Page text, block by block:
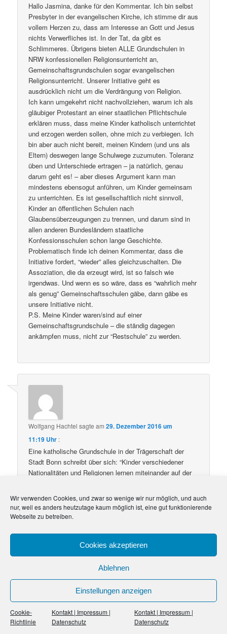
Wir verwenden Cookies, und zwar so wenige wir nur möglich, und auch
nur, weil es anders heutzutage kaum möglich ist, eine gut funktionierende
Webseite zu betreiben.
Cookies akzeptieren
Ablehnen
Einstellungen anzeigen
Cookie-
Richtlinie
Kontakt | Impressum |
Datenschutz
Kontakt | Impressum |
Datenschutz
Hallo Jasmina, danke für den Kommentar. Ich bin selbst
Presbyter in der evangelischen Kirche, ich stimme dir aus
vollem Herzen zu, dass am Interesse an Gott und Jesus
nichts Verwerfliches ist. In der Tat, da gibt es
Schlimmeres. Übrigens bieten ALLE Grundschulen in
NRW konfessionellen Religionsunterricht an,
Gemeinschaftsgrundschulen sogar evangelischen
Religionsunterricht. Unserer Initiative geht es
ausdrücklich nicht um die Verdrängung von Religion.
Ich kann umgekehrt nicht nachvollziehen, warum ich als
gläubiger Protestant an einer staatlichen Pflichtschule
erklären muss, dass meine Kinder katholisch unterrichtet
und erzogen werden sollen, ohne mich zu verbiegen. Ich
bin aber auch nicht bereit, meinen Kindern (und uns als
Eltern) deswegen lange Schulwege zuzumuten. Toleranz
üben und Unterschiede ertragen – ja natürlich, genau
darum geht es! – aber dieses Argument kann man
mindestens ebensogut anführen, um Kinder gemeinsam
zu unterrichten. Es ist gesellschaftlich nicht sinnvoll,
Kinder an öffentlichen Schulen nach
Glaubensüberzeugungen zu trennen, und darum sind in
allen anderen Bundesländern staatliche
Konfessionsschulen schon lange Geschichte.
Problematisch finde ich deinen Kommentar, dass die
Initiative fordert, “wieder” alles gleichzuschalten. Die
Assoziation, die da erzeugt wird, ist so falsch wie
irgendwas. Und wenn es so wäre, dass es “wahrlich mehr
als genug” Gemeinschaftsschulen gäbe, dann gäbe es
unsere Initiative nicht.
P.S. Meine Kinder waren/sind auf einer
Gemeinschaftsgrundschule – die ständig dagegen
ankämpfen muss, nicht zur “Restschule” zu werden.
Wolfgang Hachtel sagte am29. Dezember 2016 um
11:19 Uhr :
Eine katholische Grundschule in der Trägerschaft der
Stadt Bonn schreibt über sich: “Kinder verschiedener
Nationalitäten und Religionen lernen miteinander auf der
Kinder aufgenommen, deren Eltern mit der Grundhaltung
und Praxis der katholischen Erziehung einverstanden
sind. Als katholische Angebotsschule setzen wir voraus,
Religionsunterricht teilnehmen und die Feste und Feiern
des Kirchenjahres gemeinsam mit uns erleben und an
den Gottesdiensten teilnehmen.”
Annähernd fünfzig Prozent der Kinder an dieser Schule
kommen aus muslimischen Familien, dazu kommen
Kinder aus Elternhäusern mit noch anderer
Weltanschauung. Verständlich ist, dass diese Familien
sich mit all dem einverstanden erklären. Denn wegen der
Entfernung ist diese Schule die einzige, die für ihre